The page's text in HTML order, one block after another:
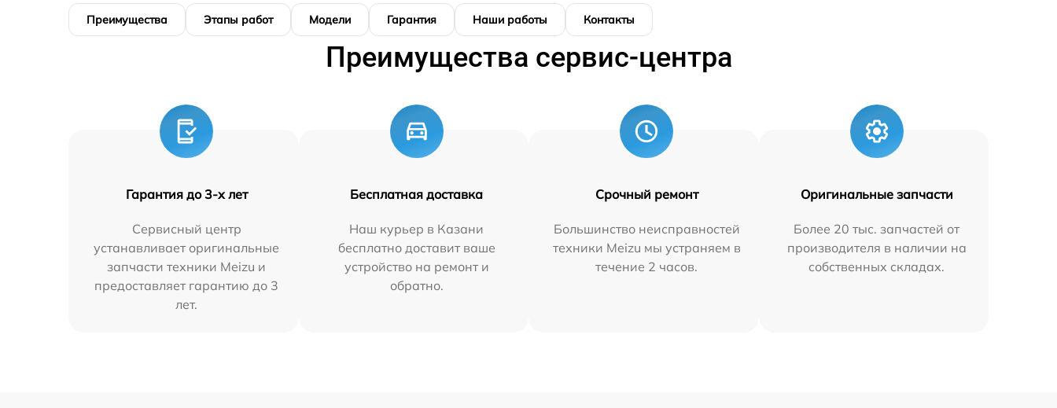
Преимущества Этапы работ Модели Гарантия Наши работы Контакты
Преимущества сервис-центра
Гарантия до 3-х лет
Сервисный центр
устанавливает оригинальные
запчасти техники Meizu и
предоставляет гарантию до 3
лет.
Бесплатная доставка
Наш курьер в Казани
бесплатно доставит ваше
устройство на ремонт и
обратно.
Срочный ремонт
Большинство неисправностей
техники Meizu мы устраняем в
течение 2 часов.
Оригинальные запчасти
Более 20 тыс. запчастей от
производителя в наличии на
собственных складах.